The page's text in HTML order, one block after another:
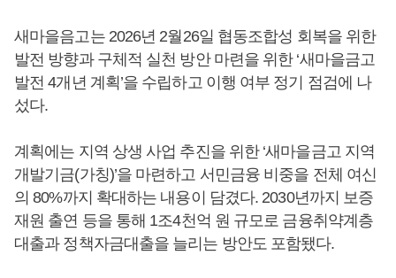
새마을음고는 2026년 2월26일 협동조합성 회복을 위한
발전 방향과 구체적 실천 방안 마련을 위한 ‘새마을금고
발전 4개년 계획’을 수립하고 이행 여부 정기 점검에 나
섰다.
계획에는 지역 상생 사업 추진을 위한 ‘새마을금고 지역
개발기금(가칭)’을 마련하고 서민금융 비중을 전체 여신
의 80%까지 확대하는 내용이 담겼다. 2030년까지 보증
재원 출연 등을 통해 1조4천억 원 규모로 금융취약계층
대출과 정책자금대출을 늘리는 방안도 포함됐다.